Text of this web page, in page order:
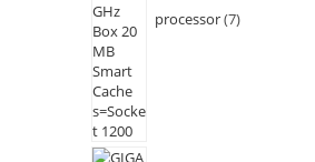
processor 7